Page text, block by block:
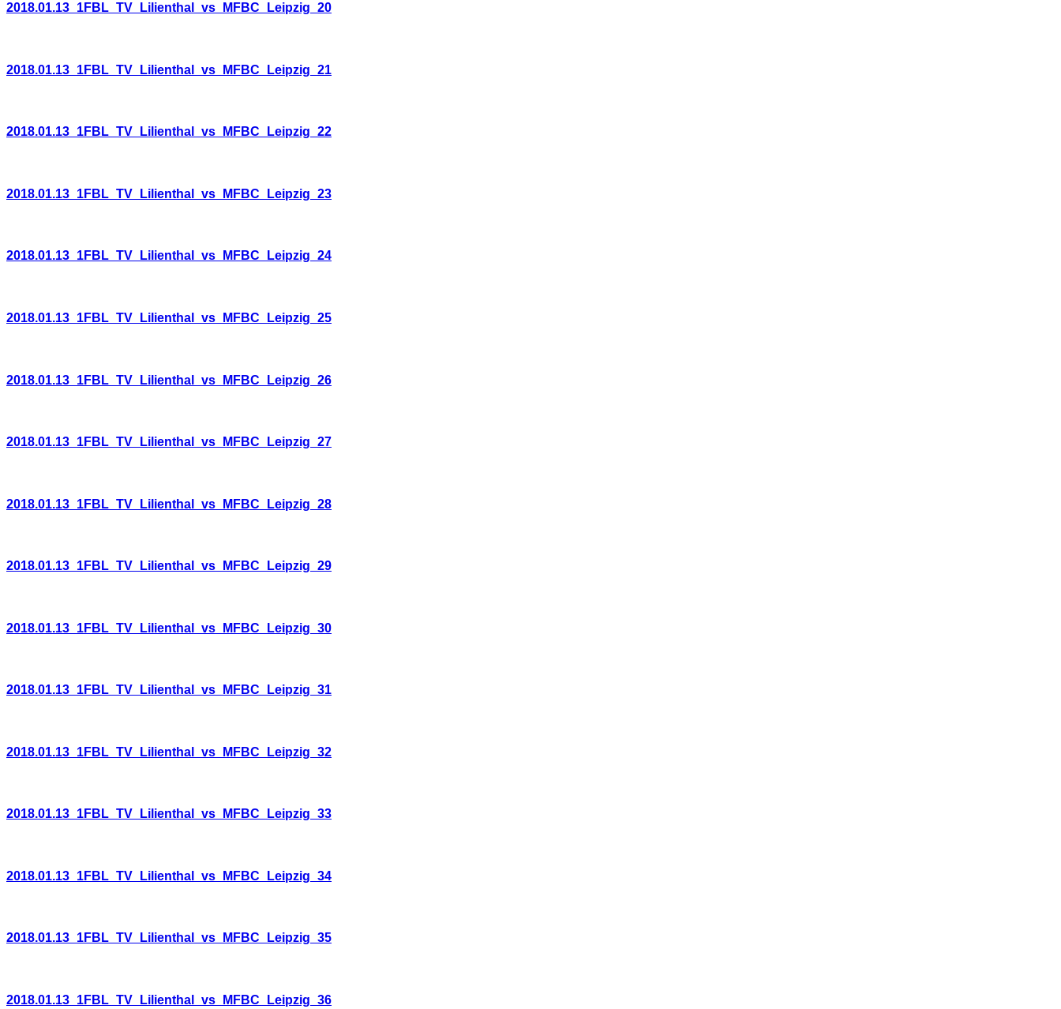
2018.01.13_1FBL_TV_Lilienthal_vs_MFBC_Leipzig_20
2018.01.13_1FBL_TV_Lilienthal_vs_MFBC_Leipzig_21
2018.01.13_1FBL_TV_Lilienthal_vs_MFBC_Leipzig_22
2018.01.13_1FBL_TV_Lilienthal_vs_MFBC_Leipzig_23
2018.01.13_1FBL_TV_Lilienthal_vs_MFBC_Leipzig_24
2018.01.13_1FBL_TV_Lilienthal_vs_MFBC_Leipzig_25
2018.01.13_1FBL_TV_Lilienthal_vs_MFBC_Leipzig_26
2018.01.13_1FBL_TV_Lilienthal_vs_MFBC_Leipzig_27
2018.01.13_1FBL_TV_Lilienthal_vs_MFBC_Leipzig_28
2018.01.13_1FBL_TV_Lilienthal_vs_MFBC_Leipzig_29
2018.01.13_1FBL_TV_Lilienthal_vs_MFBC_Leipzig_30
2018.01.13_1FBL_TV_Lilienthal_vs_MFBC_Leipzig_31
2018.01.13_1FBL_TV_Lilienthal_vs_MFBC_Leipzig_32
2018.01.13_1FBL_TV_Lilienthal_vs_MFBC_Leipzig_33
2018.01.13_1FBL_TV_Lilienthal_vs_MFBC_Leipzig_34
2018.01.13_1FBL_TV_Lilienthal_vs_MFBC_Leipzig_35
2018.01.13_1FBL_TV_Lilienthal_vs_MFBC_Leipzig_36